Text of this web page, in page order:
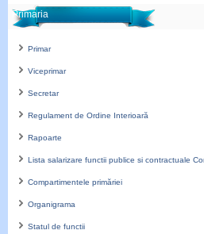
Primaria
Primar
Viceprimar
Secretar
Regulament de Ordine Interioară
Rapoarte
Lista salarizare functii publice si contractuale
Compartimentele primăriei
Organigrama
Statul de functii